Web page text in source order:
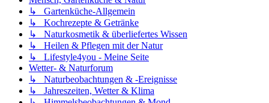
↳ Gartenküche-Allgemein
↳ Kochrezepte & Getränke
↳ Naturkosmetik & überliefertes Wissen
↳ Heilen & Pflegen mit der Natur
↳ Lifestyle4you - Meine Seite
Wetter- & Naturforum
↳ Naturbeobachtungen & -Ereignisse
↳ Jahreszeiten, Wetter & Klima